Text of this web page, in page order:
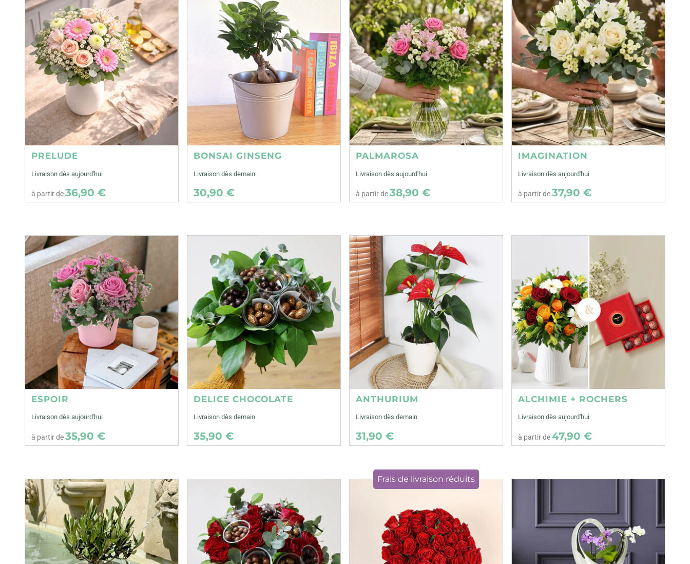
PRELUDE
Livraison dès aujourd'hui
à partir de36,90 €
BONSAI GINSENG
Livraison dès demain
30,90 €
PALMAROSA
Livraison dès aujourd'hui
à partir de38,90 €
IMAGINATION
Livraison dès aujourd'hui
à partir de37,90 €
ESPOIR
Livraison dès aujourd'hui
à partir de35,90 €
DELICE CHOCOLATE
Livraison dès demain
35,90 €
ANTHURIUM
Livraison dès demain
31,90 €
ALCHIMIE + ROCHERS
Livraison dès aujourd'hui
à partir de47,90 €
Frais de livraison réduits